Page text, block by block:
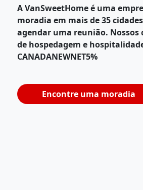
A VanSweetHome é uma
moradia em mais de 35
agendar uma reunião. Nossos
de hospedagem e
CANADANEWNET5%
Encontre uma moradia